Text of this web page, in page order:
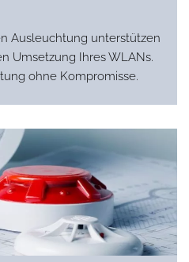
Ausleuchtung unterstützen
Umsetzung Ihres WLANs.
ohne Kompromisse.